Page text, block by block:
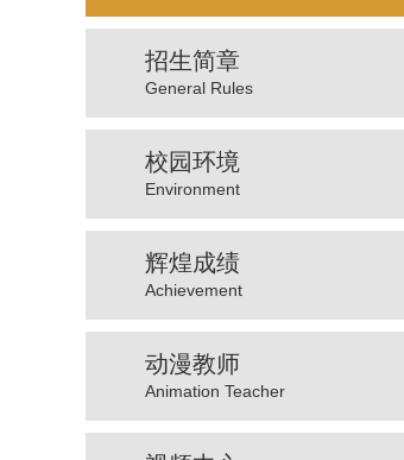
招生简章
General Rules
校园环境
Environment
辉煌成绩
Achievement
动漫教师
Animation Teacher